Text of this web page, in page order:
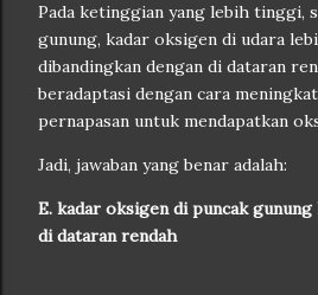
Pada ketinggian yang lebih tinggi,
gunung, kadar oksigen di udara
dibandingkan dengan di dataran
beradaptasi dengan cara
pernapasan untuk mendapatkan
Jadi, jawaban yang benar adalah:
E. kadar oksigen di puncak
di dataran rendah